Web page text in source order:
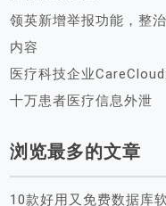
领英新增举报功能，整
内容
医疗科技企业
十万患者医疗信息外泄
浏览最多的文章
10款好用又免费数据库